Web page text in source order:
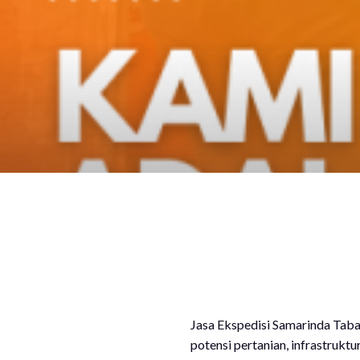
Jasa Ekspedisi Samarinda
potensi pertanian,